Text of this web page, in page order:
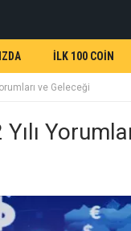
İLK 100 COİN
ve Geleceği